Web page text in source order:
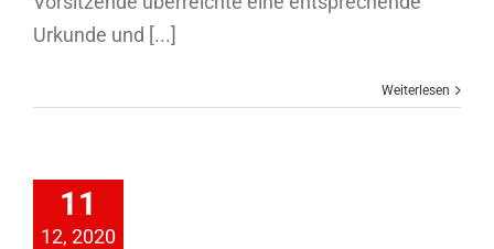
Urkunde und [...]
Weiterlesen
11
12, 2020